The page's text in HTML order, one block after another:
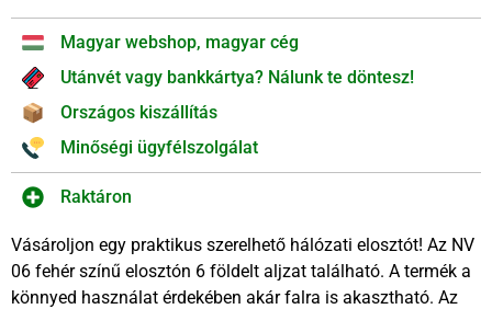
Magyar webshop, magyar cég
Utánvét vagy bankkártya? Nálunk te döntesz!
Országos kiszállítás
Minőségi ügyfélszolgálat
Raktáron
Vásároljon egy praktikus szerelhető hálózati elosztót! Az NV
06 fehér színű elosztón 6 földelt aljzat található. A termék a
könnyed használat érdekében akár falra is akasztható. Az